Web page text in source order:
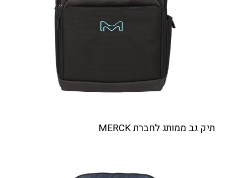
תיק גב ממותג לחברת MERCK